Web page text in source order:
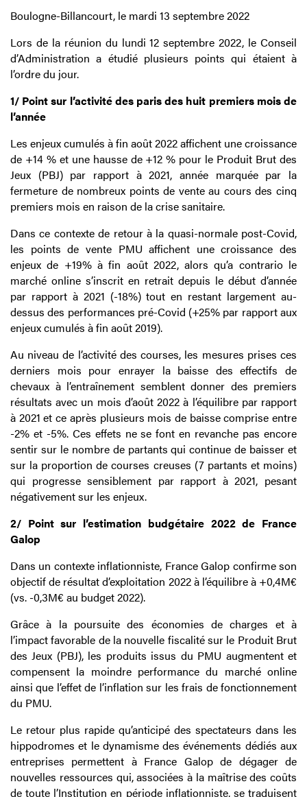
Boulogne-Billancourt, le mardi 13 septembre 2022
Lors de la réunion du lundi 12 septembre 2022, le Conseil
d’Administration a étudié plusieurs points qui étaient à
l’ordre du jour.
1/ Point sur l’activité des paris des huit premiers mois de
l’année
Les enjeux cumulés à fin août 2022 affichent une croissance
de +14 % et une hausse de +12 % pour le Produit Brut des
Jeux (PBJ) par rapport à 2021, année marquée par la
fermeture de nombreux points de vente au cours des cinq
premiers mois en raison de la crise sanitaire.
Dans ce contexte de retour à la quasi-normale post-Covid,
les points de vente PMU affichent une croissance des
enjeux de +19% à fin août 2022, alors qu’a contrario le
marché online s’inscrit en retrait depuis le début d’année
par rapport à 2021 (-18%) tout en restant largement au-
dessus des performances pré-Covid (+25% par rapport aux
enjeux cumulés à fin août 2019).
Au niveau de l’activité des courses, les mesures prises ces
derniers mois pour enrayer la baisse des effectifs de
chevaux à l’entraînement semblent donner des premiers
résultats avec un mois d’août 2022 à l’équilibre par rapport
à 2021 et ce après plusieurs mois de baisse comprise entre
-2% et -5%. Ces effets ne se font en revanche pas encore
sentir sur le nombre de partants qui continue de baisser et
sur la proportion de courses creuses (7 partants et moins)
qui progresse sensiblement par rapport à 2021, pesant
négativement sur les enjeux.
2/ Point sur l’estimation budgétaire 2022 de France
Galop
Dans un contexte inflationniste, France Galop confirme son
objectif de résultat d’exploitation 2022 à l’équilibre à +0,4M€
(vs. -0,3M€ au budget 2022).
Grâce à la poursuite des économies de charges et à
l’impact favorable de la nouvelle fiscalité sur le Produit Brut
des Jeux (PBJ), les produits issus du PMU augmentent et
compensent la moindre performance du marché online
ainsi que l’effet de l’inflation sur les frais de fonctionnement
du PMU.
Le retour plus rapide qu’anticipé des spectateurs dans les
hippodromes et le dynamisme des événements dédiés aux
entreprises permettent à France Galop de dégager de
nouvelles ressources qui, associées à la maîtrise des coûts
de toute l’Institution en période inflationniste, se traduisent